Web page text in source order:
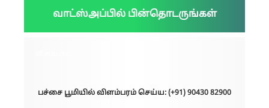
வாட்ஸ்அப்பில் பின்தொடருங்கள்
பச்சை பூமியில் விளம்பரம் செய்ய: (+91) 90430 82900